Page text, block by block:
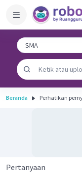
Beranda
Pertanyaan